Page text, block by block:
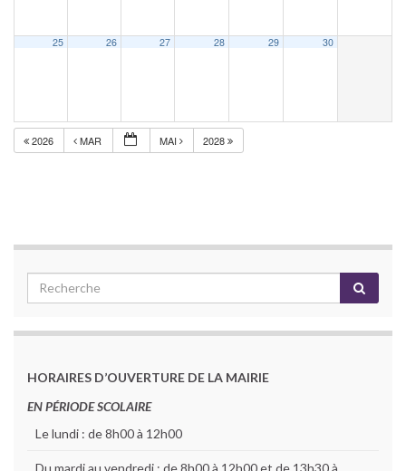
25 26 27 28 29 30
2026 MAR MAI 2028
HORAIRES D’OUVERTURE DE LA MAIRIE
EN PÉRIODE SCOLAIRE
Le lundi : de 8h00 à 12h00
Du mardi au vendredi : de 8h00 à 12h00 et de 13h30 à